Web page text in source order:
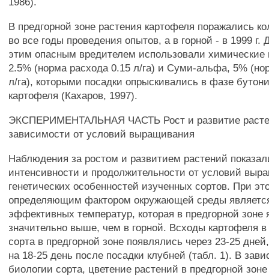
В предгорной зоне растения картофеля поражались
во все годы проведения опытов, а в горной - в 1999 г.
этим опасным вредителем использовали
2.5% (норма расхода 0.15 л/га) и Суми-альфа, 5%
л/га), которыми посадки опрыскивались в фазе
картофеля (Кахаров, 1997).
ЭКСПЕРИМЕНТАЛЬНАЯ ЧАСТЬ Рост и развитие
зависимости от условий выращивания
Наблюдения за ростом и развитием растений
интенсивности и продолжительности от условий
генетических особенностей изученных сортов. При
определяющим фактором окружающей среды
эффективных температур, которая в предгорной зоне
значительно выше, чем в горной. Всходы картофеля
сорта в предгорной зоне появлялись через 23-25
на 18-25 день после посадки клубней (табл. 1). В
биологии сорта, цветение растений в предгорной